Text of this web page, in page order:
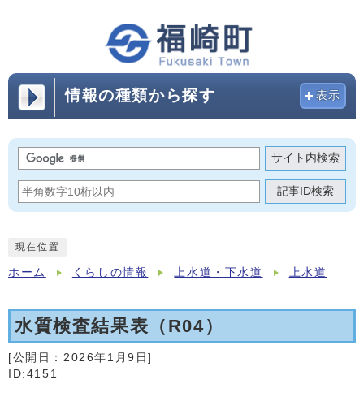
情報の種類から探す 表示
サイト内検索
記事ID検索
現在位置
ホーム くらしの情報 上水道・下水道 上水道
水質検査結果表（R04）
[公開日： 2026年1月9日]
ID:4151